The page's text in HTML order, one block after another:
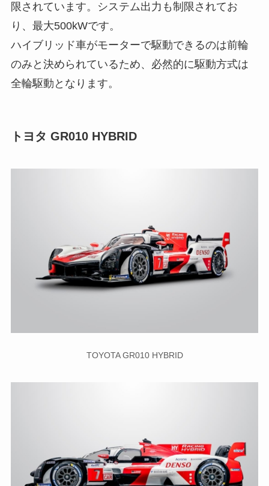
限されています。システム出力も制限されてお
り、最大500kWです。
ハイブリッド車がモーターで駆動できるのは前輪
のみと決められているため、必然的に駆動方式は
全輪駆動となります。
トヨタ GR010 HYBRID
TOYOTA GR010 HYBRID